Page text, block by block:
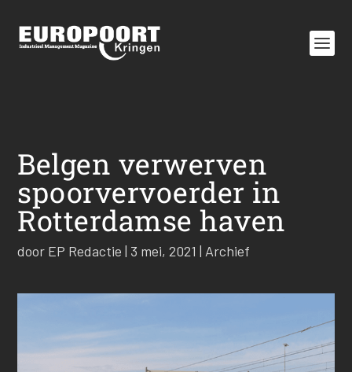
Belgen verwerven
spoorvervoerder in
Rotterdamse haven
door EP Redactie | 3 mei, 2021 | Archief